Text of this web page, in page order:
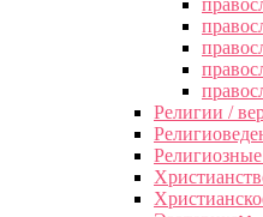
Религии /